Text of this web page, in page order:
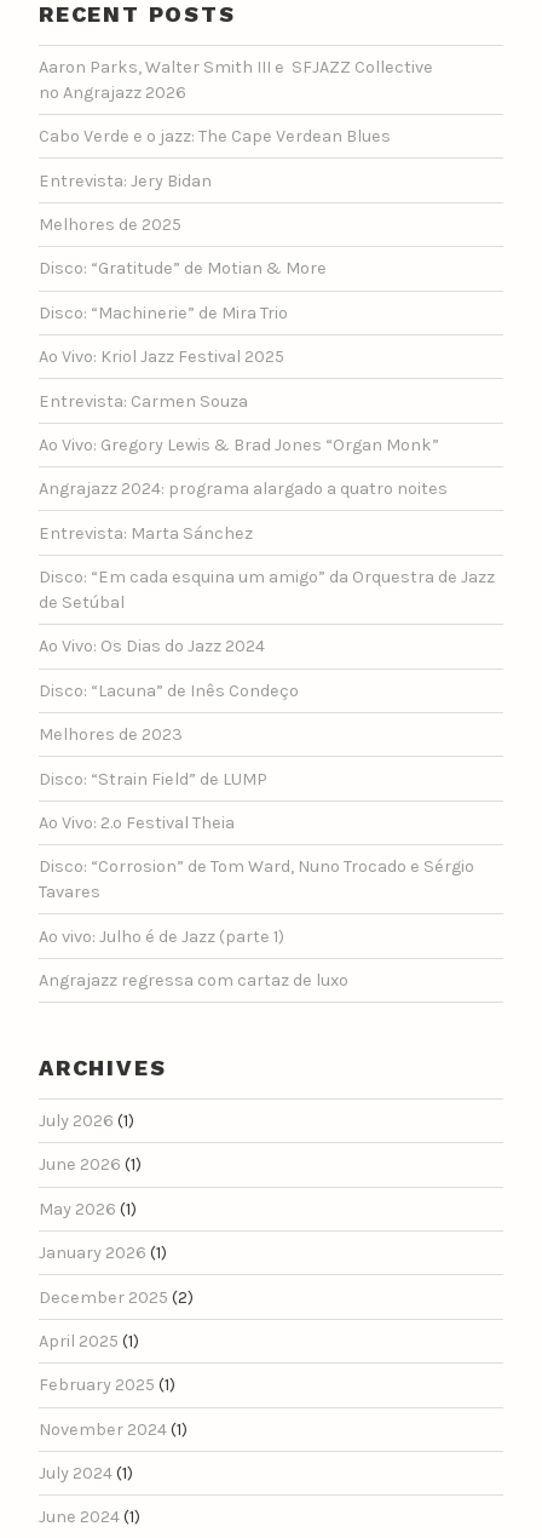
RECENT POSTS
Aaron Parks, Walter Smith III e SFJAZZ Collective
no Angrajazz 2026
Cabo Verde e o jazz: The Cape Verdean Blues
Entrevista: Jery Bidan
Melhores de 2025
Disco: “Gratitude” de Motian & More
Disco: “Machinerie” de Mira Trio
Ao Vivo: Kriol Jazz Festival 2025
Entrevista: Carmen Souza
Ao Vivo: Gregory Lewis & Brad Jones “Organ Monk”
Angrajazz 2024: programa alargado a quatro noites
Entrevista: Marta Sánchez
Disco: “Em cada esquina um amigo” da Orquestra de Jazz
de Setúbal
Ao Vivo: Os Dias do Jazz 2024
Disco: “Lacuna” de Inês Condeço
Melhores de 2023
Disco: “Strain Field” de LUMP
Ao Vivo: 2.º Festival Theia
Disco: “Corrosion” de Tom Ward, Nuno Trocado e Sérgio
Tavares
Ao vivo: Julho é de Jazz (parte 1)
Angrajazz regressa com cartaz de luxo
ARCHIVES
July 2026 (1)
June 2026 (1)
May 2026 (1)
January 2026 (1)
December 2025 (2)
April 2025 (1)
February 2025 (1)
November 2024(1)
July 2024(1)
June 2024(1)